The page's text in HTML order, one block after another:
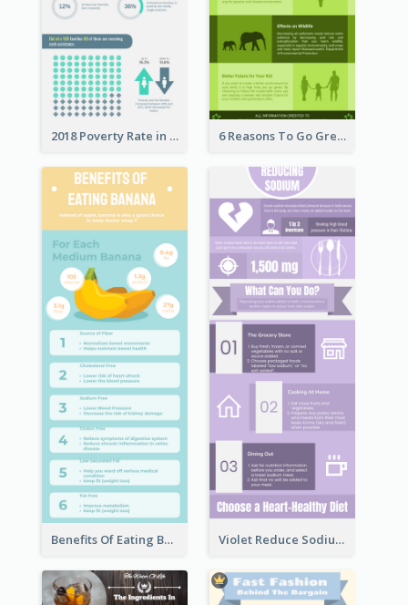
2018 Poverty Rate in the United States Infographic 6 Reasons To Go Green
Benefits Of Eating Banana Infographic Violet Reduce Sodium Infographic Idea Design